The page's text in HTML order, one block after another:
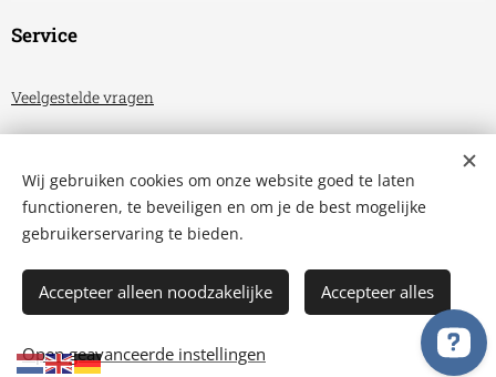
TOEVOEGEN AAN DE WINKELWAGEN
Service
Veelgestelde vragen
Privacyverklaring
Aquariumhuis Friesland Cookies
Wij gebruiken cookies om onze website goed te laten
functioneren, te beveiligen en om je de best mogelijke
gebruikerservaring te bieden.
Accepteer alleen noodzakelijke Accepteer alles
Open geavanceerde instellingen